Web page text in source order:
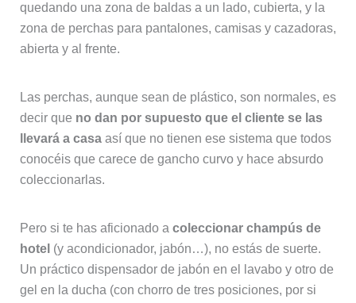
quedando una zona de baldas a un lado, cubierta, y la
zona de perchas para pantalones, camisas y cazadoras,
abierta y al frente.
Las perchas, aunque sean de plástico, son normales, es
decir que no dan por supuesto que el cliente se las
llevará a casaasí que no tienen ese sistema que todos
conocéis que carece de gancho curvo y hace absurdo
coleccionarlas.
Pero si te has aficionado a coleccionar champús de
hotel (y acondicionador, jabón…), no estás de suerte.
Un práctico dispensador de jabón en el lavabo y otro de
gel en la ducha (con chorro de tres posiciones, por si